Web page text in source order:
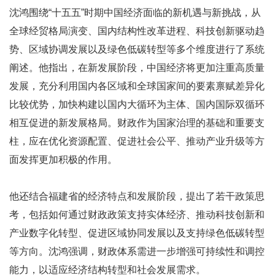
沈鸿围绕“十五五”时期中国经济面临的新机遇与新挑战，从
全球经贸格局演变、国内结构性改革进程、科技创新驱动趋
势、区域协调发展以及绿色低碳转型等多个维度进行了系统
阐述。他指出，在新发展阶段，中国经济将更加注重高质量
发展，充分利用国内各区域和全球国家间的要素禀赋差异化
比较优势，加快构建以国内大循环为主体、国内国际双循环
相互促进的新发展格局。财政作为国家治理的基础和重要支
柱，应在优化资源配置、促进社会公平、推动产业升级等方
面发挥更加积极的作用。
他还结合福建省的经济特点和发展阶段，提出了若干政策思
考，包括如何通过财政政策支持实体经济、推动科技创新和
产业数字化转型、促进区域协同发展以及支持绿色低碳转型
等方向。沈鸿强调，财政体系需进一步增强可持续性和调控
能力，以适应经济结构转型和社会发展需求。